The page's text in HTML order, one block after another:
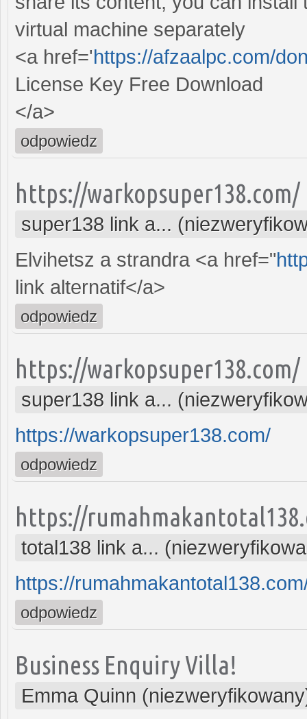
virtual machine separately
<a href='https://afzaalpc.com/
License Key Free Download
</a>
odpowiedz
https://warkopsuper138.com/
super138 link a...
Elvihetsz a strandra <a href="
link alternatif</a>
odpowiedz
https://warkopsuper138.com/
super138 link a...
https://warkopsuper138.com/
odpowiedz
https://
total138 link a...
https://
odpowiedz
Business Enquiry Villa!
Emma Quinn